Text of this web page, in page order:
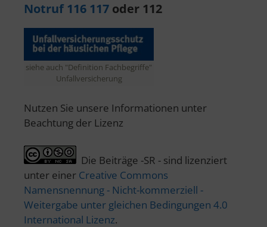
Notruf 116 117 oder 112
siehe auch "Definition Fachbegriffe"
Unfallversicherung
Nutzen Sie unsere Informationen unter
Beachtung der Lizenz
Die Beiträge -SR - sind lizenziert
unter einer Creative Commons
Namensnennung - Nicht-kommerziell -
Weitergabe unter gleichen Bedingungen 4.0
International Lizenz.